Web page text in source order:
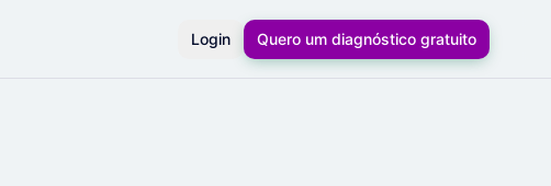
Login Quero um diagnóstico gratuito